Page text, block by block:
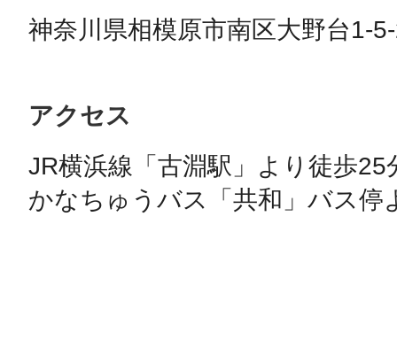
神奈川県相模原市南区大野台1-
アクセス
JR横浜線「古淵駅」より徒歩25
かなちゅうバス「共和」バス停